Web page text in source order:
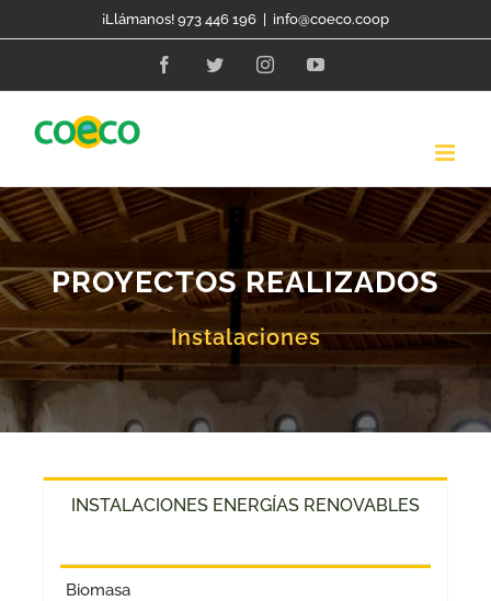
content
¡Llámanos! 973 446 196 info@coeco.coop
FacebookTwitterInstagramYouTube
PROYECTOS REALIZADOS
Instalaciones
INSTALACIONES ENERGÍAS RENOVABLES
Biomasa